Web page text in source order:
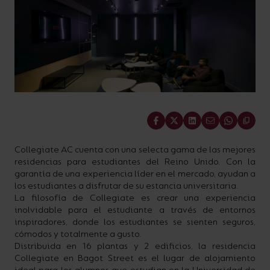
Share
Collegiate AC cuenta con una selecta gama de las mejores
residencias para estudiantes del Reino Unido. Con la
garantía de una experiencia líder en el mercado, ayudan a
los estudiantes a disfrutar de su estancia universitaria.
La filosofía de Collegiate es crear una experiencia
inolvidable para el estudiante a través de entornos
inspiradores, donde los estudiantes se sienten seguros,
cómodos y totalmente a gusto.
Distribuida en 16 plantas y 2 edificios, la residencia
Collegiate en Bagot Street es el lugar de alojamiento